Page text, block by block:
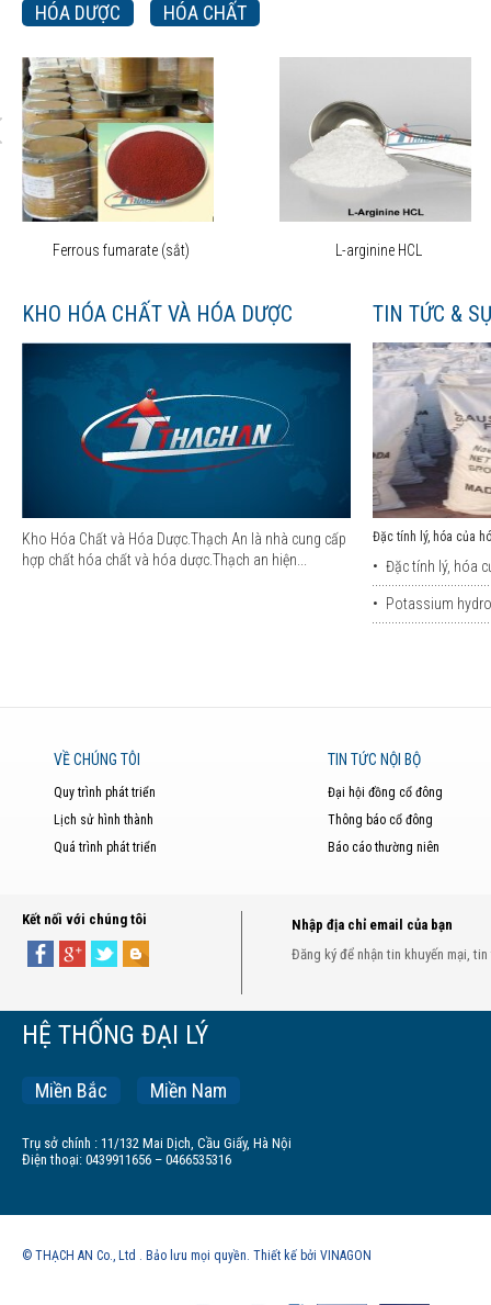
HÓA DƯỢC HÓA CHẤT
Ferrous fumarate (sắt) L-arginine HCL
KHO HÓA CHẤT VÀ HÓA DƯỢC
Kho Hóa Chất và Hóa Dược.Thạch An là nhà cung cấp
hợp chất hóa chất và hóa dược.Thạch an hiện...
TIN TỨC &
Đặc tính lý, hóa của
• Đặc tính lý, hóa
• Potassium
VỀ CHÚNG TÔI
Quy trình phát triển
Lịch sử hình thành
Quá trình phát triển
TIN TỨC NỘI BỘ
Đại hội đồng cổ đông
Thông báo cổ đông
Báo cáo thường niên
Kết nối với chúng tôi
Nhập địa chỉ email của bạn
Đăng ký để nhận tin khuyến mại,
HỆ THỐNG ĐẠI LÝ
Miền Bắc Miền Nam
Trụ sở chính : 11/132 Mai Dịch, Cầu Giấy, Hà Nội
Điện thoại: 0439911656 – 0466535316
© THẠCH AN Co., Ltd . Bảo lưu mọi quyền. Thiết kế bởi VINAGON